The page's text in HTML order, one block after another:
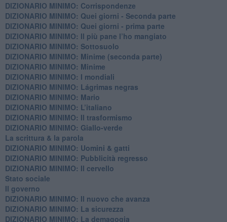
DIZIONARIO MINIMO: Corrispondenze
DIZIONARIO MINIMO: Quei giorni - Seconda parte
DIZIONARIO MINIMO: Quei giorni - prima parte
DIZIONARIO MINIMO: Il più pane l’ho mangiato
DIZIONARIO MINIMO: Sottosuolo
DIZIONARIO MINIMO: Minime (seconda parte)
DIZIONARIO MINIMO: Minime
DIZIONARIO MINIMO: ​I mondiali
DIZIONARIO MINIMO: ​Lágrimas negras
DIZIONARIO MINIMO: Mario
DIZIONARIO MINIMO: L’italiano
DIZIONARIO MINIMO: Il trasformismo
DIZIONARIO MINIMO: Giallo-verde
La scrittura & la parola
​DIZIONARIO MINIMO: Uomini & gatti
DIZIONARIO MINIMO: ​Pubblicità regresso
DIZIONARIO MINIMO: Il cervello
Stato sociale
Il governo
DIZIONARIO MINIMO: Il nuovo che avanza
DIZIONARIO MINIMO: La sicurezza
DIZIONARIO MINIMO: La demagogia